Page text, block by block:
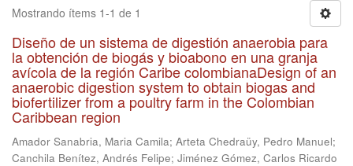
Mostrando ítems 1-1 de 1
Diseño de un sistema de digestión anaerobia para
la obtención de biogás y bioabono en una granja
avícola de la región Caribe colombianaDesign of an
anaerobic digestion system to obtain biogas and
biofertilizer from a poultry farm in the Colombian
Caribbean region
Amador Sanabria, Maria Camila; Arteta Chedraüy, Pedro Manuel;
Canchila Benítez, Andrés Felipe; Jiménez Gómez, Carlos Ricardo